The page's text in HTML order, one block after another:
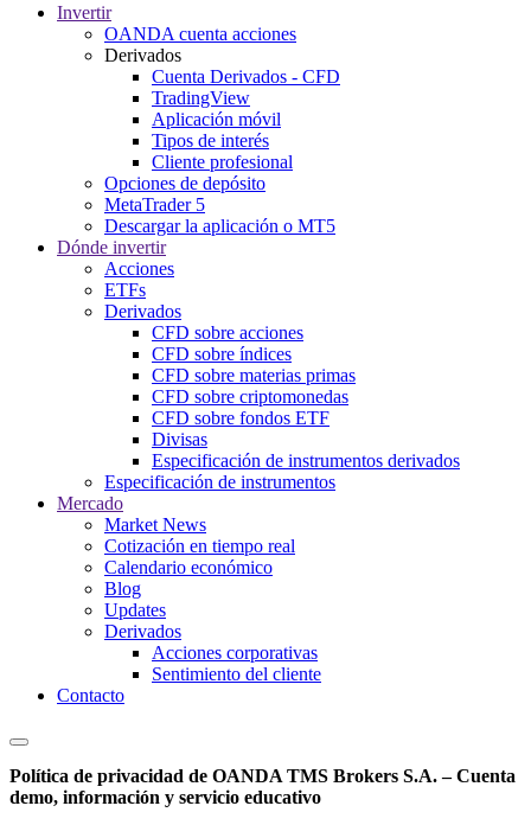
Invertir
OANDA cuenta acciones
Derivados
Cuenta Derivados - CFD
TradingView
Aplicación móvil
Tipos de interés
Cliente profesional
Opciones de depósito
MetaTrader 5
Descargar la aplicación o MT5
Dónde invertir
Acciones
ETFs
Derivados
CFD sobre acciones
CFD sobre índices
CFD sobre materias primas
CFD sobre criptomonedas
CFD sobre fondos ETF
Divisas
Especificación de instrumentos derivados
Especificación de instrumentos
Mercado
Market News
Cotización en tiempo real
Calendario económico
Blog
Updates
Derivados
Acciones corporativas
Sentimiento del cliente
Contacto
Política de privacidad de OANDA TMS Brokers S.A. – Cuenta
demo, información y servicio educativo